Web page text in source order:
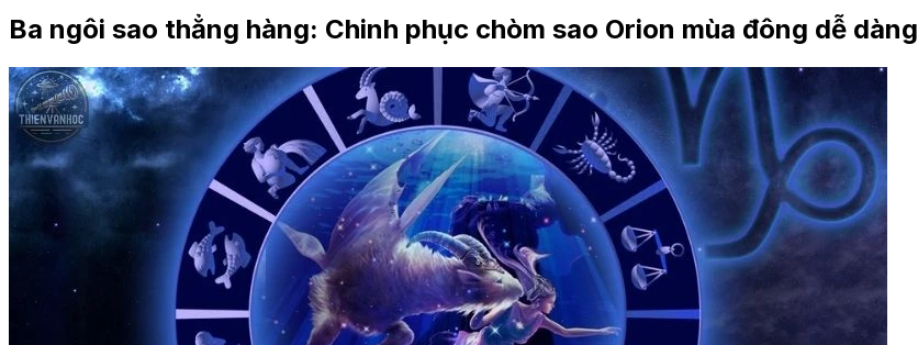
Ba ngôi sao thẳng hàng: Chinh phục chòm sao Orion mùa đông dễ dàng